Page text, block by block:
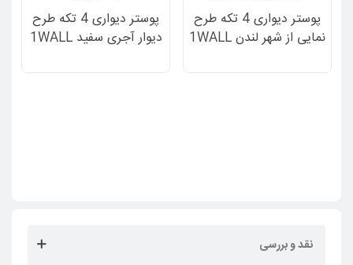
پوستر دیواری 4 تکه طرح
نمایی از شهر لندن 1WALL
پوستر دیواری 4 تکه طرح
دیوار آجری سفید 1WALL
نقد و بررسی